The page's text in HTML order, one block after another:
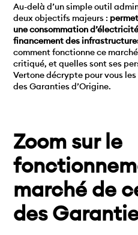
Au-delà d’un simple outil
deux objectifs majeurs :
une consommation
financement des
comment fonctionne ce
critiqué, et quelles sont ses
Vertone décrypte pour vous
des Garanties d’Origine.
Zoom sur le
marché de
des